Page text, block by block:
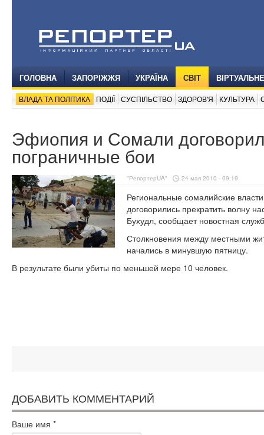
ГОЛОВНА ЗАПОРІЖЖЯ УКРАЇНА СВІТ
ВЛАДА ТА ПОЛІТИКА ПОДІЇ СУСПІЛЬСТВО ЗДОРОВ'Я КУЛЬТУРА
Эфиопия и Сомали
пограничные бои
"РепортерUA" 24 мая 2010 - 09:19
Региональные сомалийские
договорились прекратить волну
Бухудл, сообщает новостная
Столкновения между местными
начались в минувшую пятницу.
В результате были убиты по меньшей мере 10 человек.
ДОБАВИТЬ КОММЕНТАРИЙ
Ваше имя *